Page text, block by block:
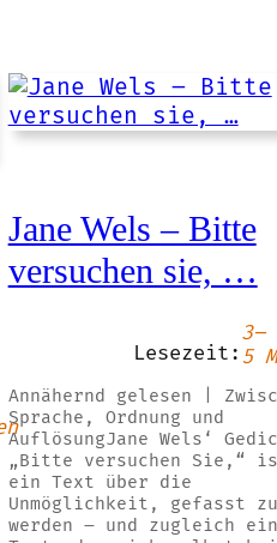
Jane Wels – Bitte
versuchen sie, …
Lesezeit:
3–
5
Annähernd gelesen |
Sprache, Ordnung und
AuflösungJane Wels‘
„Bitte versuchen Sie,“
ein Text über die
Unmöglichkeit, gefasst zu
werden – und zugleich ein